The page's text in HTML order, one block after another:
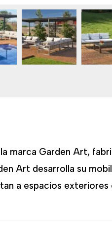
marca Garden Art,
Art desarrolla su
a espacios exteriores